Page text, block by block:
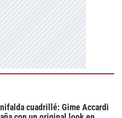
cuadrillé: Gime Accardi